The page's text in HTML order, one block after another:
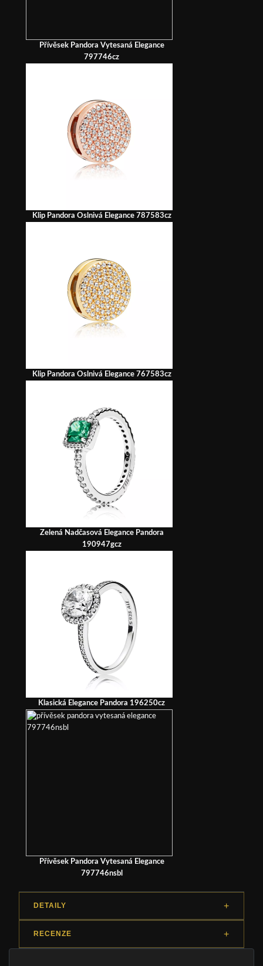
Přívěsek Pandora Vytesaná Elegance
797746cz
Klip Pandora Oslnivá Elegance 787583cz
Klip Pandora Oslnivá Elegance 767583cz
Zelená Nadčasová Elegance Pandora
190947gcz
Klasická Elegance Pandora 196250cz
Přívěsek Pandora Vytesaná Elegance
797746nsbl
DETAILY
RECENZE